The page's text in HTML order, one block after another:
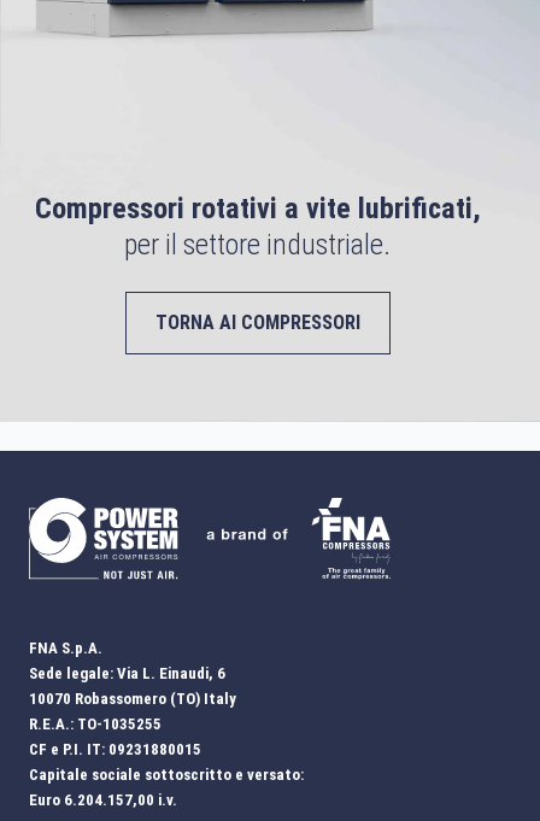
Compressori rotativi a vite lubrificati,
per il settore industriale.
TORNA AI COMPRESSORI
FNA S.p.A.
Sede legale: Via L. Einaudi, 6
10070 Robassomero (TO) Italy
R.E.A.: TO-1035255
CF e P.I. IT: 09231880015
Capitale sociale sottoscritto e versato:
Euro 6.204.157,00 i.v.